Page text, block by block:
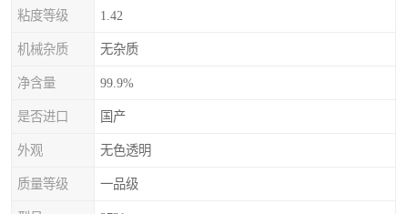
粘度等级 1.42
机械杂质 无杂质
净含量 99.9%
是否进口 国产
外观 无色透明
质量等级 一品级